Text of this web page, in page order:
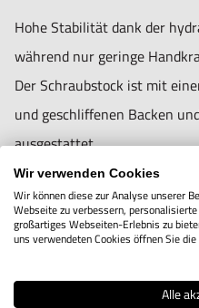
Nur für technisch versierte
Anwender sowie
Nur für den
Unsachgemäße Verwendung
Verletzungen führen.
Importeur/Hersteller:
Hogetex/Kometex B.V.,
Varsseveld/ Netherlands,
Hohe Stabilität dank der
während nur geringe
Der Schraubstock ist mit
und geschliffenen Backen
ausgestattet.
Eine Kippvorrichtung ist
enthalten.
des VHT-6 4500 kg.
Wir verwenden Cookies
Wir können diese zur Analyse unserer
Webseite zu verbessern,
großartiges Webseiten-Erlebnis zu
uns verwendeten Cookies öffnen Sie
Alle